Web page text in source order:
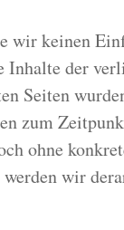
wir keinen
Inhalte der
Seiten
zum
ohne
wir